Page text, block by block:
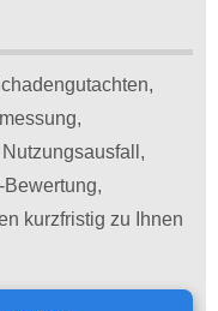
kurzfristig zu Ihnen